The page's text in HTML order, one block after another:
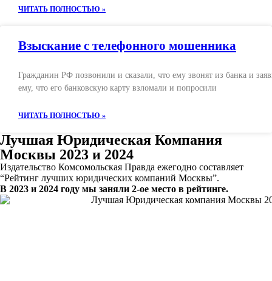
ЧИТАТЬ ПОЛНОСТЬЮ »
Взыскание с телефонного мошенника
Гражданин РФ позвонили и сказали, что ему звонят из банка и
ему, что его банковскую карту взломали и попросили
ЧИТАТЬ ПОЛНОСТЬЮ »
Лучшая Юридическая Компания
Москвы 2023 и 2024
Издательство Комсомольская Правда ежегодно составляет
“Рейтинг лучших юридических компаний Москвы”.
В 2023 и 2024 году мы заняли 2-ое место в рейтинге.